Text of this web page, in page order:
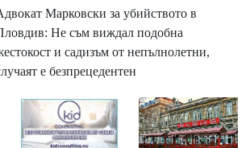
Марковски за убийството в
Не съм виждал подобна
и садизъм от непълнолетни,
е безпрецедентен